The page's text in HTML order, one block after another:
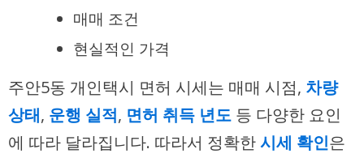
매매 조건
현실적인 가격
주안5동 개인택시 면허 시세는 매매 시점, 차량
상태, 운행 실적, 면허 취득 년도 등 다양한 요인
에 따라 달라집니다. 따라서 정확한시세 확인은